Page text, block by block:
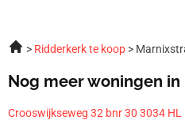
Ridderkerk te koop
Nog meer woningen
Crooswijkseweg 32 bnr 30 3034